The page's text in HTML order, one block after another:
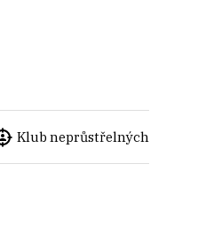
Klub neprůstřelných